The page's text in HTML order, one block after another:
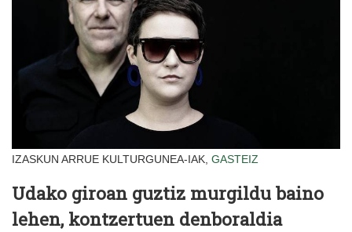
IZASKUN ARRUE KULTURGUNEA-IAK, GASTEIZ
Udako giroan guztiz murgildu baino
lehen, kontzertuen denboraldia